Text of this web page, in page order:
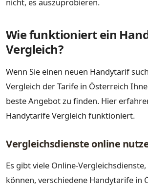
nicht, es auszuprobieren.
Wie funktioniert ein
Vergleich?
Wenn Sie einen neuen Handytarif
Vergleich der Tarife in Österreich
beste Angebot zu finden. Hier
Handytarife Vergleich funktioniert.
Vergleichsdienste online
Es gibt viele Online-
können, verschiedene Handytarife in